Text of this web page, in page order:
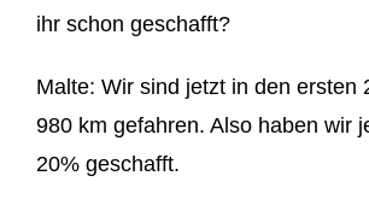
ihr schon geschafft?
Malte: Wir sind jetzt in den ersten
980 km gefahren. Also haben wir
20%geschafft.